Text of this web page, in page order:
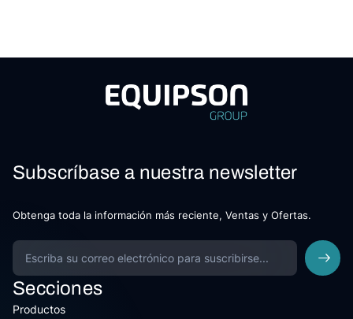
Subscríbase a nuestra newsletter
Obtenga toda la información más reciente, Ventas y Ofertas.
Secciones
Productos